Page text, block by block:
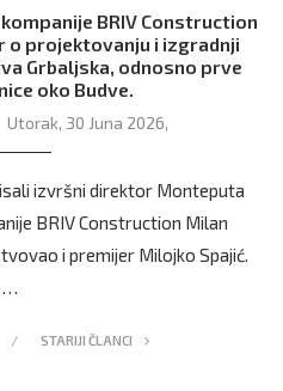
BRIV Construction
o projektovanju i izgradnji
Grbaljska, odnosno prve
oko Budve.
Utorak, 30 Juna 2026,
izvršni direktor Monteputa
BRIV Construction Milan
i premijer Milojko Spajić.
…
STARIJI ČLANCI